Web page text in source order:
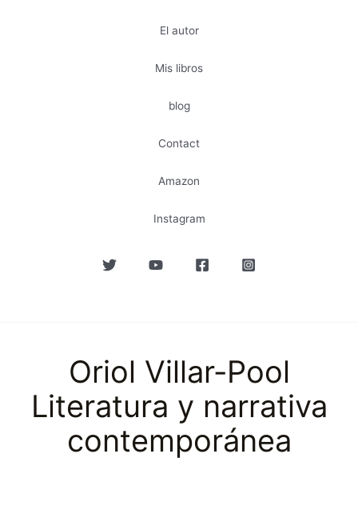
El autor
Mis libros
blog
Contact
Amazon
Instagram
Oriol Villar-Pool
Literatura y narrativa
contemporánea